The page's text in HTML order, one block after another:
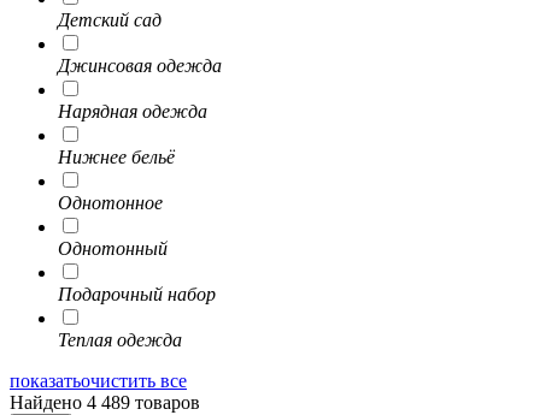
Детский сад
Джинсовая одежда
Нарядная одежда
Нижнее бельё
Однотонное
Однотонный
Подарочный набор
Теплая одежда
показатьочистить все
Найдено 4 489 товаров